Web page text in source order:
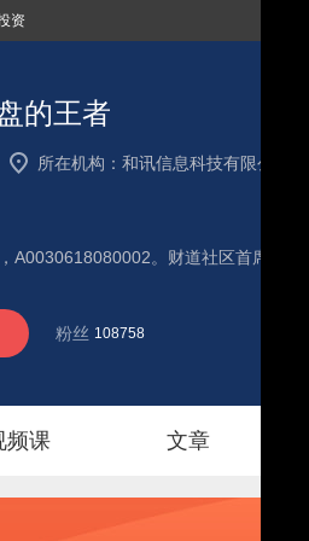
资
的王者
所在机构： 和讯信息科技有限公司
粉丝 108758
频课 文章